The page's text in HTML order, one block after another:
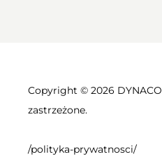
Copyright © 2026
zastrzeżone.
/polityka-prywatnosci/